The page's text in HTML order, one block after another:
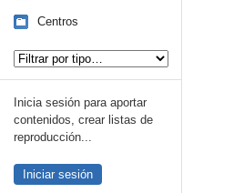
Centros
Inicia sesión para aportar
contenidos, crear listas de
reproducción...
Iniciar sesión